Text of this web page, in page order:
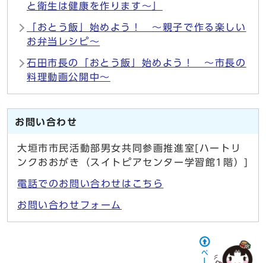
と衛生は健康を作ります～」
「おとう飯」始めよう！ ～親子で作る楽しい
お弁当レシピ～
石田市長の「おとう飯」始めよう！ ～市長の
料理動画公開中～
お問い合わせ
大垣市市民活動部男女共同参画推進室[ハートリ
ンクおおがき（スイトピアセンター学習館1階）]
電話でのお問い合わせはこちら
お問い合わせフォーム